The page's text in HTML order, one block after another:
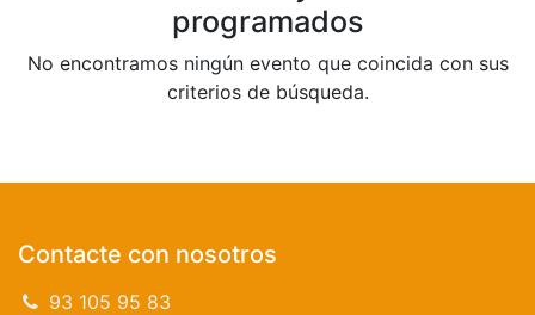
programados
No encontramos ningún evento que coincida con sus
criterios de búsqueda.
Contacte con nosotros
93 105 95 83